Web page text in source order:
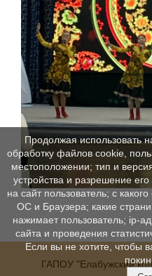
ГАПОУ "Елабужский
Продолжая использовать
обработку файлов cookie,
местоположении; тип и
устройства и разрешение
на сайт пользователь; с
ОС и Браузера; какие
нажимает пользователь; ip-
сайта и проведения
Если вы не хотите, чтобы